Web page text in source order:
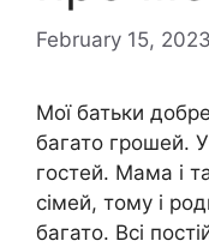
February 15, 2023
Мої батьки
багато грошей.
гостей. Мама і
сімей, тому і
багато. Всі